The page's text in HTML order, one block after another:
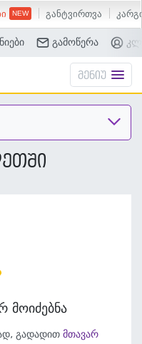
განტვირთვა
გამოწერა
მენიუ
მოიძებნა
გადადით მთავარ